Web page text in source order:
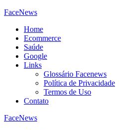
FaceNews
Home
Ecommerce
Saúde
Google
Links
Glossário Facenews
Política de Privacidade
Termos de Uso
Contato
FaceNews